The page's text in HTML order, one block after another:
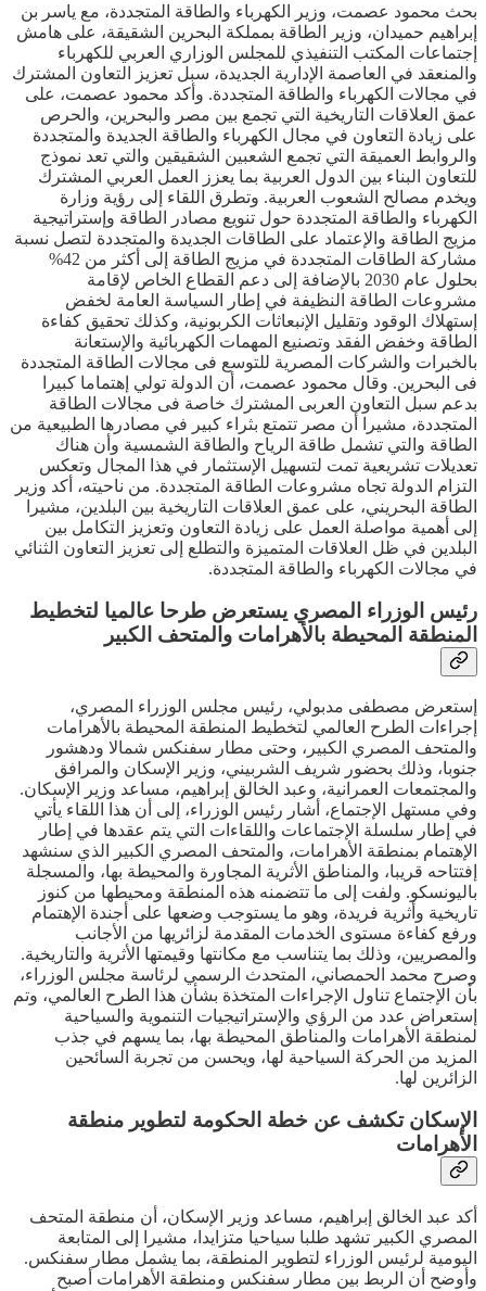
بحث محمود عصمت، وزير الكهرباء والطاقة المتجددة، مع ياسر بن
إبراهيم حميدان، وزير الطاقة بمملكة البحرين الشقيقة، على هامش
إجتماعات المكتب التنفيذي للمجلس الوزاري العربي للكهرباء
والمنعقد في العاصمة الإدارية الجديدة، سبل تعزيز التعاون المشترك
في مجالات الكهرباء والطاقة المتجددة. وأكد محمود عصمت، على
عمق العلاقات التاريخية التي تجمع بين مصر والبحرين، والحرص
على زيادة التعاون في مجال الكهرباء والطاقة الجديدة والمتجددة
والروابط العميقة التي تجمع الشعبين الشقيقين والتي تعد نموذج
للتعاون البناء بين الدول العربية بما يعزز العمل العربي المشترك
ويخدم مصالح الشعوب العربية. وتطرق اللقاء إلى رؤية وزارة
الكهرباء والطاقة المتجددة حول تنويع مصادر الطاقة وإستراتيجية
مزيج الطاقة والإعتماد على الطاقات الجديدة والمتجددة لتصل نسبة
مشاركة الطاقات المتجددة في مزيج الطاقة إلى أكثر من 42%
بحلول عام 2030 بالإضافة إلى دعم القطاع الخاص لإقامة
مشروعات الطاقة النظيفة في إطار السياسة العامة لخفض
إستهلاك الوقود وتقليل الإنبعاثات الكربونية، وكذلك تحقيق كفاءة
الطاقة وخفض الفقد وتصنيع المهمات الكهربائية والإستعانة
بالخبرات والشركات المصرية للتوسع فى مجالات الطاقة المتجددة
فى البحرين. وقال محمود عصمت، أن الدولة تولي إهتماما كبيرا
بدعم سبل التعاون العربى المشترك خاصة فى مجالات الطاقة
المتجددة، مشيرا أن مصر تتمتع بثراء كبير في مصادرها الطبيعية من
الطاقة والتي تشمل طاقة الرياح والطاقة الشمسية وأن هناك
تعديلات تشريعية تمت لتسهيل الإستثمار في هذا المجال وتعكس
التزام الدولة تجاه مشروعات الطاقة المتجددة. من ناحيته، أكد وزير
الطاقة البحريني، على عمق العلاقات التاريخية بين البلدين، مشيرا
إلى أهمية مواصلة العمل على زيادة التعاون وتعزيز التكامل بين
البلدين في ظل العلاقات المتميزة والتطلع إلى تعزيز التعاون الثنائي
في مجالات الكهرباء والطاقة المتجددة.
رئيس الوزراء المصري يستعرض طرحا عالميا لتخطيط
المنطقة المحيطة بالأهرامات والمتحف الكبير
إستعرض مصطفى مدبولي، رئيس مجلس الوزراء المصري،
إجراءات الطرح العالمي لتخطيط المنطقة المحيطة بالأهرامات
والمتحف المصري الكبير، وحتى مطار سفنكس شمالا ودهشور
جنوبا، وذلك بحضور شريف الشربيني، وزير الإسكان والمرافق
والمجتمعات العمرانية، وعبد الخالق إبراهيم، مساعد وزير الإسكان.
وفي مستهل الإجتماع، أشار رئيس الوزراء، إلى أن هذا اللقاء يأتي
في إطار سلسلة الإجتماعات واللقاءات التي يتم عقدها في إطار
الإهتمام بمنطقة الأهرامات، والمتحف المصري الكبير الذي سنشهد
إفتتاحه قريبا، والمناطق الأثرية المجاورة والمحيطة بها، والمسجلة
باليونسكو. ولفت إلى ما تتضمنه هذه المنطقة ومحيطها من كنوز
تاريخية وأثرية فريدة، وهو ما يستوجب وضعها على أجندة الإهتمام
ورفع كفاءة مستوى الخدمات المقدمة لزائريها من الأجانب
والمصريين، وذلك بما يتناسب مع مكانتها وقيمتها الأثرية والتاريخية.
وصرح محمد الحمصاني، المتحدث الرسمي لرئاسة مجلس الوزراء،
بأن الإجتماع تناول الإجراءات المتخذة بشأن هذا الطرح العالمي، وتم
إستعراض عدد من الرؤي والإستراتيجيات التنموية والسياحية
لمنطقة الأهرامات والمناطق المحيطة بها، بما يسهم في جذب
المزيد من الحركة السياحية لها، ويحسن من تجربة السائحين
الزائرين لها.
الإسكان تكشف عن خطة الحكومة لتطوير منطقة
الأهرامات
أكد عبد الخالق إبراهيم، مساعد وزير الإسكان، أن منطقة المتحف
المصري الكبير تشهد طلبا سياحيا متزايدا، مشيرا إلى المتابعة
اليومية لرئيس الوزراء لتطوير المنطقة، بما يشمل مطار سفنكس.
وأوضح أن الربط بين مطار سفنكس ومنطقة الأهرامات أصبح